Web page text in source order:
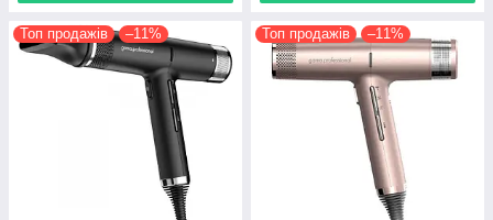
Топ продажів –11% Топ продажів –11%